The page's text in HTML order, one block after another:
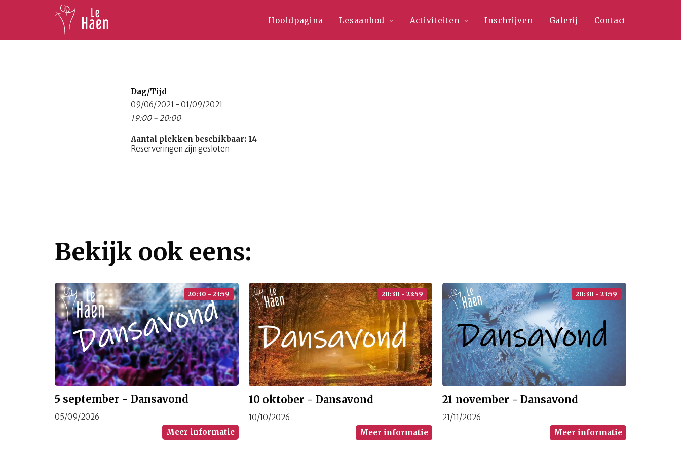
Hoofdpagina Lesaanbod Activiteiten Inschrijven Galerij Contact
Dag/Tijd
09/06/2021 - 01/09/2021
19:00 - 20:00
Aantal plekken beschikbaar: 14
Reserveringen zijn gesloten
Bekijk ook eens:
5 september - Dansavond
05/09/2026
20:30 - 23:59
Meer informatie
10 oktober - Dansavond
10/10/2026
20:30 - 23:59
Meer informatie
21 november - Dansavond
21/11/2026
20:30 - 23:59
Meer informatie